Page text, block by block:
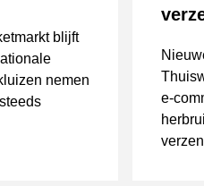
blijft
nemen
e-